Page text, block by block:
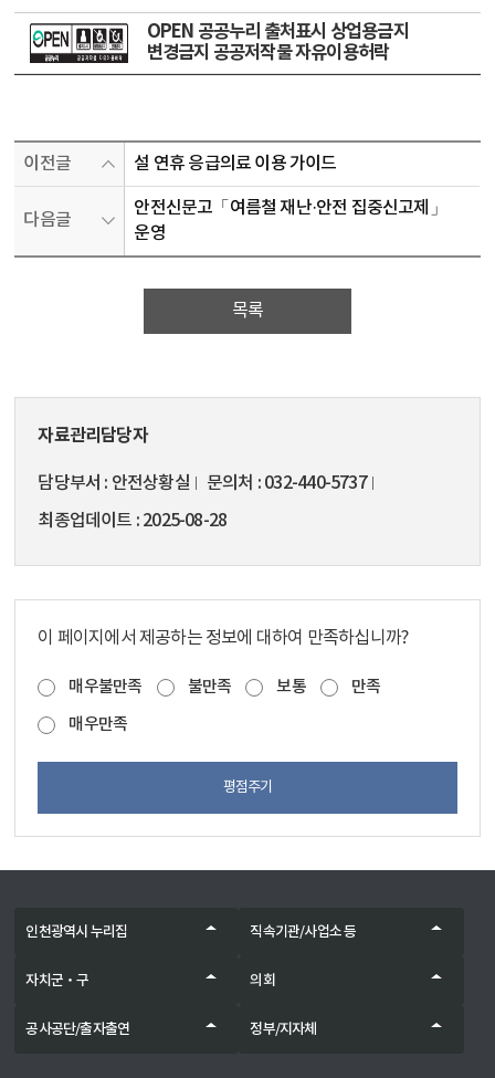
OPEN 공공누리 출처표시 상업용금지
변경금지 공공저작물 자유이용허락
이전글 설 연휴 응급의료 이용 가이드
다음글
안전신문고「여름철 재난·안전 집중신고제」
운영
목록
자료관리담당자
담당부서 안전상황실 문의처
032-440-5737
최종업데이트
2025-08-28
이 페이지에서 제공하는 정보에 대하여 만족하십니까?
매우불만족 불만족 보통
만족
매우만족
평점주기
인천광역시 누리집 직속기관/사업소 등
자치군‧구 의회
공사공단/출자출연 정부/지자체